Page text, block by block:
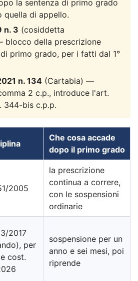
la sentenza di primo grado
di appello.
n. 3 (cosiddetta
della prescrizione
primo grado, per i fatti dal 1°
n. 134 (Cartabia) —
2 c.p., introduce l'art.
344-bis c.p.p.
Che cosa accade
dopo il primo grado
2005
la prescrizione
continua a correre,
con le sospensioni
ordinarie
2017
per
cost.
sospensione per un
anno e sei mesi, poi
riprende